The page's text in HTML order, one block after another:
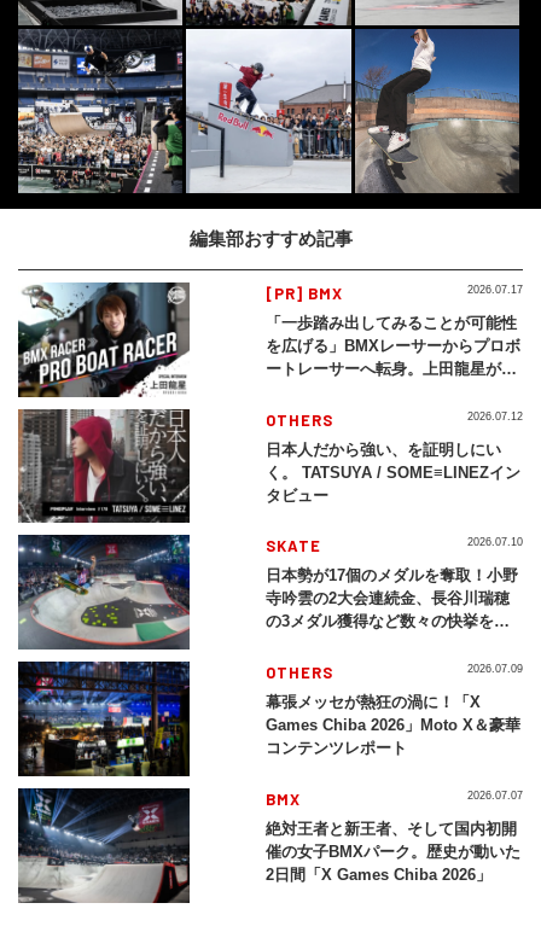
編集部おすすめ記事
[PR] BMX
「一歩踏み出してみることが可能性
を広げる」BMXレーサーからプロボ
ートレーサーへ転身。上田龍星が体
2026.07.17
OTHERS
日本人だから強い、を証明しにい
く。 TATSUYA / SOME≡LINEZイン
タビュー
2026.07.12
SKATE
日本勢が17個のメダルを奪取！小野
寺吟雲の2大会連続金、長谷川瑞穂
の3メダル獲得など数々の快挙をプ
2026」
2026.07.10
OTHERS
幕張メッセが熱狂の渦に！「X
Games Chiba 2026」Moto X＆豪華
コンテンツレポート
2026.07.09
BMX
絶対王者と新王者、そして国内初開
催の女子BMXパーク。歴史が動いた
2日間「X Games Chiba 2026」
2026.07.07